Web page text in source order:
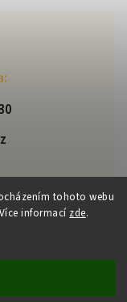
tohoto webu
informací zde.
vyhrazena.